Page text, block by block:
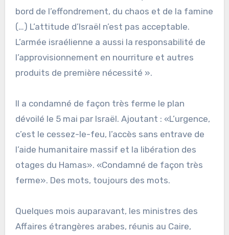
bord de l’effondrement, du chaos et de la famine
(…) L’attitude d’Israël n’est pas acceptable.
L’armée israélienne a aussi la responsabilité de
l’approvisionnement en nourriture et autres
produits de première nécessité ».
Il a condamné de façon très ferme le plan
dévoilé le 5 mai par Israël. Ajoutant : «L’urgence,
c’est le cessez-le-feu, l’accès sans entrave de
l’aide humanitaire massif et la libération des
otages du Hamas». «Condamné de façon très
ferme». Des mots, toujours des mots.
Quelques mois auparavant, les ministres des
Affaires étrangères arabes, réunis au Caire,